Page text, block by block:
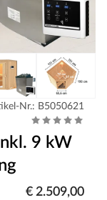
Nr.: B5050621
9 kW
€ 2.509,00